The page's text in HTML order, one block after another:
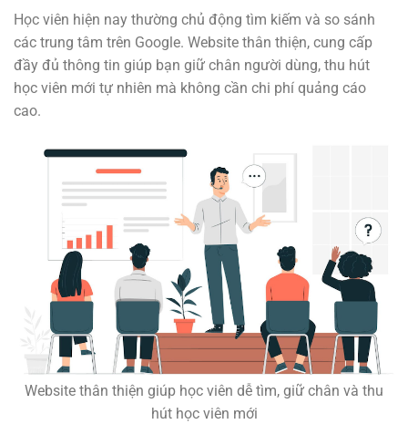
Học viên hiện nay thường chủ động tìm kiếm và so sánh
các trung tâm trên Google. Website thân thiện, cung cấp
đầy đủ thông tin giúp bạn giữ chân người dùng, thu hút
học viên mới tự nhiên mà không cần chi phí quảng cáo
cao.
Website thân thiện giúp học viên dễ tìm, giữ chân và thu
hút học viên mới